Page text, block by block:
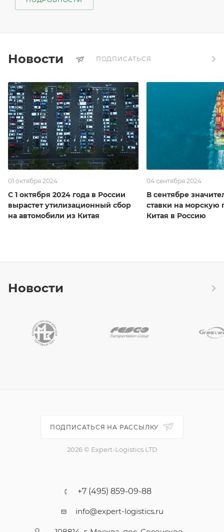
Новости ПОДПИСАТЬСЯ
01 октября 2024
С 1 октября 2024 года в России
вырастет утилизационный сбор
на автомобили из Китая
04 сентября 2024
В сентябре
ставки на морскую
Китая в Россию
Новости
ПОДПИСАТЬСЯ НА РАССЫЛКУ
2026 © Expert-Logistics LTD
+7 (495) 859-09-88
info@expert-logistics.ru